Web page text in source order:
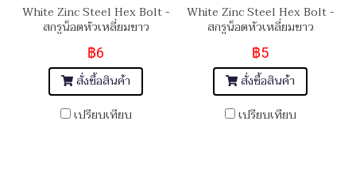
White Zinc Steel Hex Bolt -
สกรูน็อตหัวเหลี่ยมขาว
M10x1.5x30 (เบอร์16)
฿6
สั่งซื้อสินค้า
เปรียบเทียบ
White Zinc Steel Hex Bolt -
สกรูน็อตหัวเหลี่ยมขาว
M10x1.5x16 (เบอร์16)
฿5
สั่งซื้อสินค้า
เปรียบเทียบ